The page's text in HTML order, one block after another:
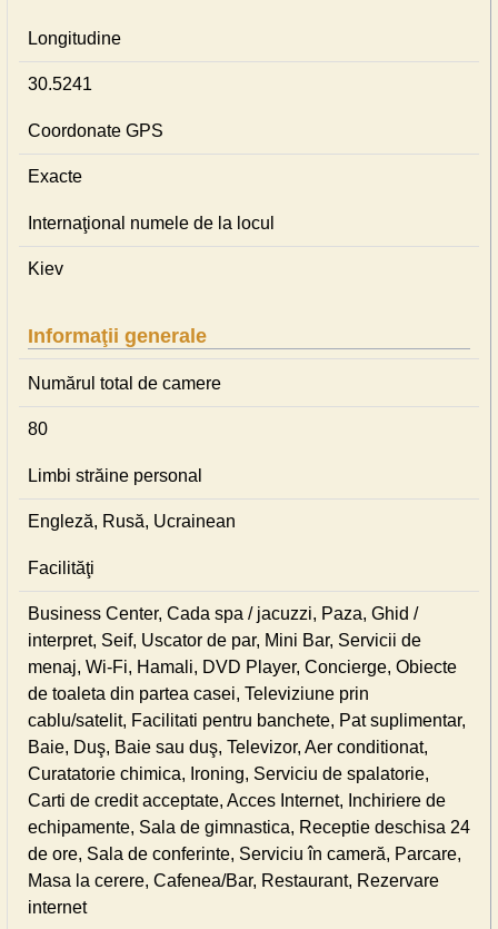
Longitudine
30.5241
Coordonate GPS
Exacte
Internaţional numele de la locul
Kiev
Informaţii generale
Numărul total de camere
80
Limbi străine personal
Engleză, Rusă, Ucrainean
Facilităţi
Business Center, Cada spa / jacuzzi, Paza, Ghid /
interpret, Seif, Uscator de par, Mini Bar, Servicii de
menaj, Wi-Fi, Hamali, DVD Player, Concierge, Obiecte
de toaleta din partea casei, Televiziune prin
cablu/satelit, Facilitati pentru banchete, Pat suplimentar,
Baie, Duş, Baie sau duş, Televizor, Aer conditionat,
Curatatorie chimica, Ironing, Serviciu de spalatorie,
Carti de credit acceptate, Acces Internet, Inchiriere de
echipamente, Sala de gimnastica, Receptie deschisa 24
de ore, Sala de conferinte, Serviciu în cameră, Parcare,
Masa la cerere, Cafenea/Bar, Restaurant, Rezervare
internet